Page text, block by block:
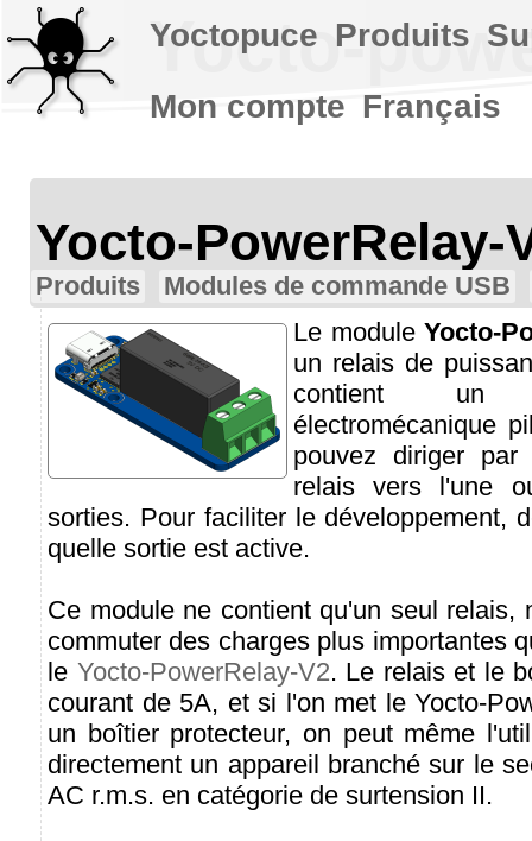
Yocto-
Yocto-PowerRelay-
Produits
Modules de commande USB
Le moduleYocto-
un relais de
contient un
électromécanique
pouvez diriger
relais vers l'une
sorties. Pour faciliter le développement,
quelle sortie est active.
Ce module ne contient qu'un seul relais,
commuter des charges plus importantes
le Yocto-PowerRelay-V2. Le relais et le
courant de 5A, et si l'on met le Yocto-
un boîtier protecteur, on peut même
directement un appareil branché sur le
AC r.m.s. en catégorie de surtension II.
Yoctopuce Produits
Mon compte Français